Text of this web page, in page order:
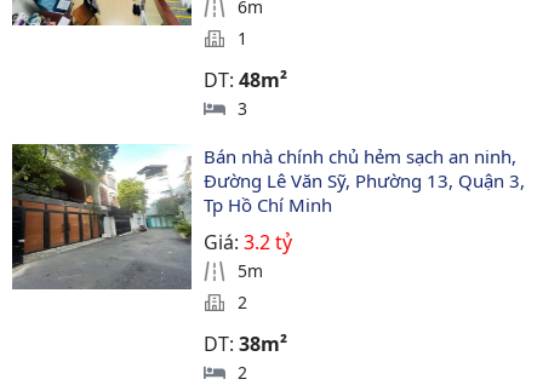
6m
1
DT:48m²
3
Bán nhà chính chủ hẻm sạch an ninh,
Đường Lê Văn Sỹ, Phường 13, Quận 3,
Tp Hồ Chí Minh
Giá:3.2 tỷ
5m
2
DT:38m²
2